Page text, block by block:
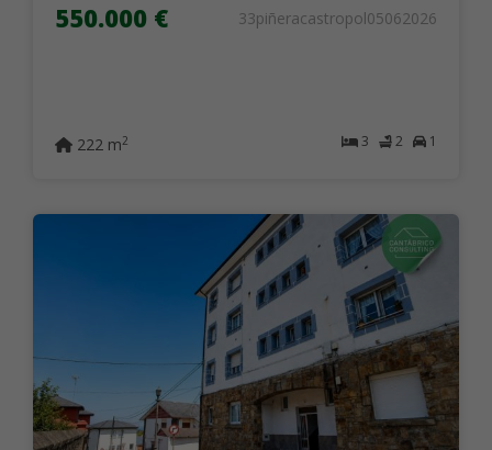
550.000 € 33piñeracastropol05062026
3 2 1
222 m2